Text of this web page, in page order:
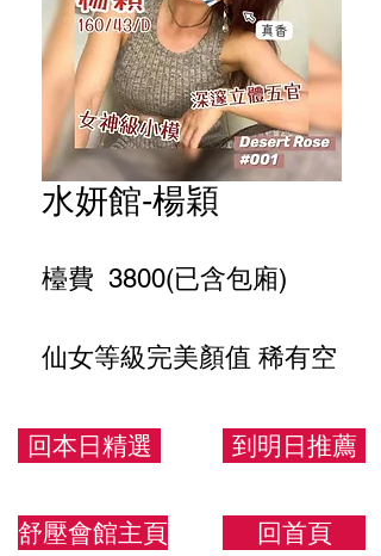
水妍館-楊穎
檯費 3800(已含包廂)
仙女等級完美顏值 稀有空
回本日精選
舒壓會館主頁
到明日推薦
回首頁